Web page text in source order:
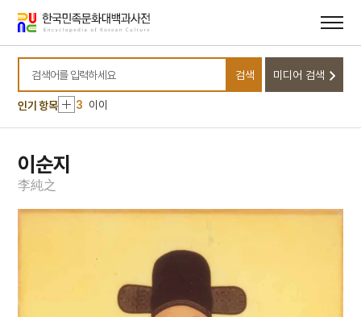
바로가기
바로가기
검색어를 입력하세요
검색 미디어 검색
인기 항목
10 민족종교
1 금성대군
2 세조
3 이이
4 이황
금성대군
이순지
李純之